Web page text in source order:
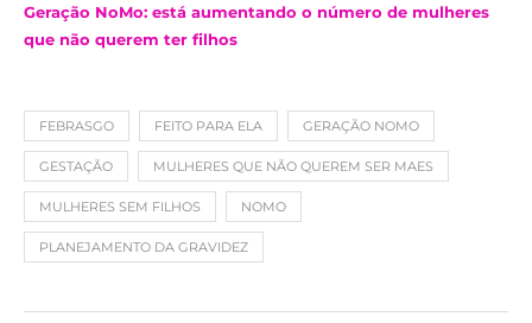
Geração NoMo: está aumentando o número de mulheres
que não querem ter filhos
FEBRASGO FEITO PARA ELA GERAÇÃO NOMO
GESTAÇÃO MULHERES QUE NÃO QUEREM SER MAES
MULHERES SEM FILHOS NOMO
PLANEJAMENTO DA GRAVIDEZ